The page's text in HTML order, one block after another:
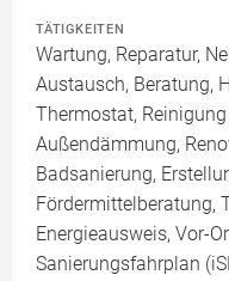
TÄTIGKEITEN
Wartung, Reparatur,
Austausch, Beratung,
Thermostat,
Außendämmung,
Badsanierung,
Fördermittelberatung,
Energieausweis, Vor-
Sanierungsfahrplan